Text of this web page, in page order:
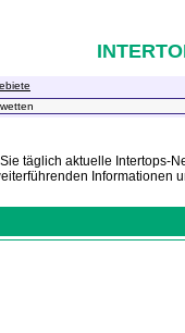
täglich aktuelle Intertops-
Informationen